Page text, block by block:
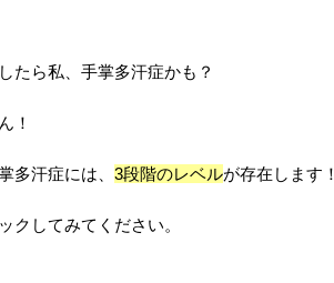
たら私、手掌多汗症かも？
！
多汗症には、 3段階のレベルが存在します！
クしてみてください。